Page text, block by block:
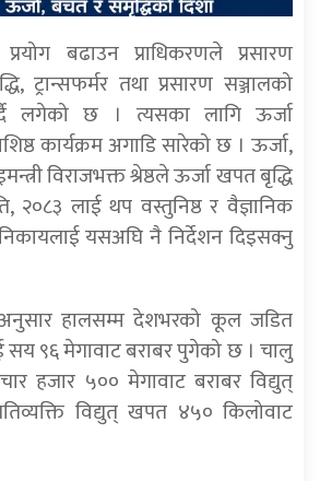
बढाउन प्राधिकरणले प्रसारण
ट्रान्सफर्मर तथा प्रसारण सञ्जालको
लगेको छ । त्यसका लागि ऊर्जा
कार्यक्रम अगाडि सारेको छ । ऊर्जा,
विराजभक्त श्रेष्ठले ऊर्जा खपत बृद्धि
२०८३ लाई थप वस्तुनिष्ठ र वैज्ञानिक
यसअघि नै निर्देशन दिइसक्नु
अनुसार हालसम्म देशभरको कूल जडित
सय ९६ मेगावाट बराबर पुगेको छ । चालु
हजार ५०० मेगावाट बराबर विद्युत्
विद्युत् खपत ४५० किलोवाट